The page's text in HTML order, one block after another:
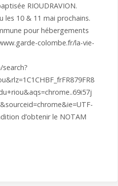
RIOUDRAVION.
les 10 & 11 mai prochains.
pour hébergements
colombe.fr/la-vie-
le NOTAM